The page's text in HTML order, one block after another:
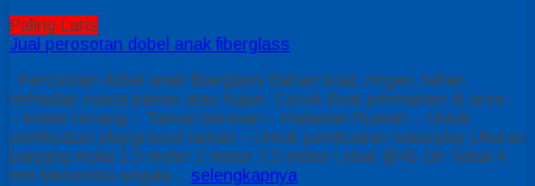
Paling Laris
Jual perosotan dobel anak fiberglass
Perosotan dobel anak fiberglass Bahan kuat, ringan, tahan
terhadap cuaca panas atau hujan. Cocok Buat permainan di area :
– kolam renang – Taman bermain – Halaman Rumah – Untuk
pembuatan playground taman – Untuk pembuatan waterplay Ukuran
panjang mulai 1,5 meter 2 meter 2,5 meter Lebar @45 cm Tebal 4
mm Menerima segala… selengkapnya